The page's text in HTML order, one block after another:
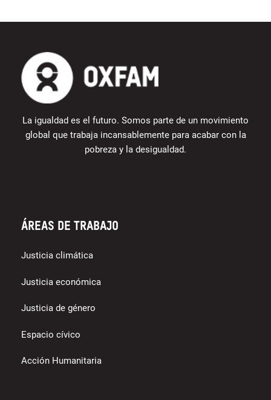
La igualdad es el futuro. Somos parte de un movimiento
global que trabaja incansablemente para acabar con la
pobreza y la desigualdad.
Áreas de trabajo
Justicia climática
Justicia económica
Justicia de género
Espacio cívico
Acción Humanitaria